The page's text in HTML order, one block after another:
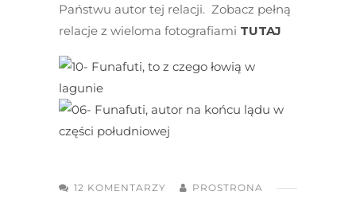
Państwu autor tej relacji. Zobacz pełną
relacje z wieloma fotografiami TUTAJ
12 KOMENTARZY PROSTRONA